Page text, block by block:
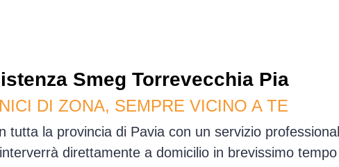
Smeg Torrevecchia Pia
DI ZONA, SEMPRE VICINO A TE
tutta la provincia di Pavia con un servizio
direttamente a domicilio in brevissimo